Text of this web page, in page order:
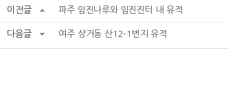
이전글 파주 임진나루와 임진진터 내 유적
다음글 여주 상거동 산12-1번지 유적